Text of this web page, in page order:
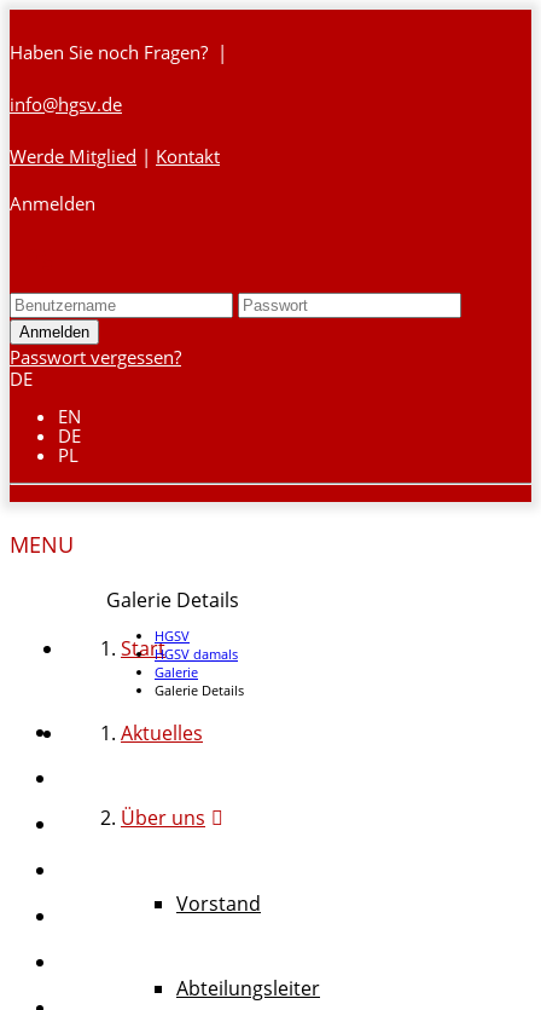
Haben Sie noch Fragen? |
info@hgsv.de
Werde Mitglied | Kontakt
Anmelden
Passwort vergessen?
DE
EN
DE
PL
MENU
Start
Aktuelles
Über uns
Vorstand
Abteilungsleiter
Galerie Details
HGSV
HGSV damals
Galerie
Galerie Details